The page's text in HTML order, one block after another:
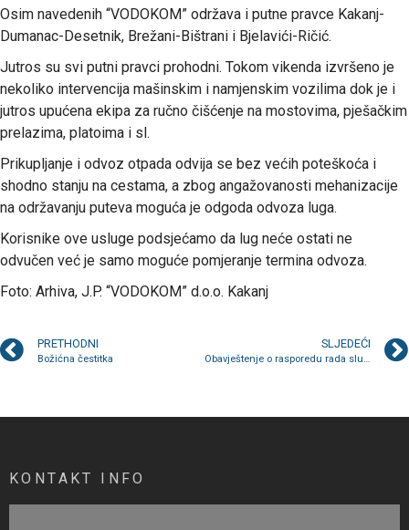
Osim navedenih “VODOKOM” održava i putne pravce Kakanj-
Dumanac-Desetnik, Brežani-Bištrani i Bjelavići-Ričić.
Jutros su svi putni pravci prohodni. Tokom vikenda izvršeno je
nekoliko intervencija mašinskim i namjenskim vozilima dok je i
jutros upućena ekipa za ručno čišćenje na mostovima, pješačkim
prelazima, platoima i sl.
Prikupljanje i odvoz otpada odvija se bez većih poteškoća i
shodno stanju na cestama, a zbog angažovanosti mehanizacije
na održavanju puteva moguća je odgoda odvoza luga.
Korisnike ove usluge podsjećamo da lug neće ostati ne
odvučen već je samo moguće pomjeranje termina odvoza.
Foto: Arhiva, J.P. “VODOKOM” d.o.o. Kakanj
PRETHODNI
Božićna čestitka
SLJEDEĆI
Obavještenje o rasporedu rada službi tokom novogodišnjeg praznika
KONTAKT INFO